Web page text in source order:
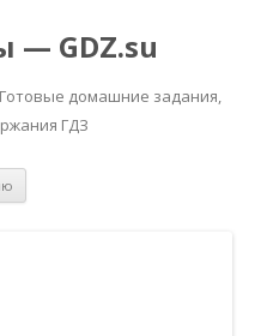
— GDZ.su
домашние задания,
ГДЗ